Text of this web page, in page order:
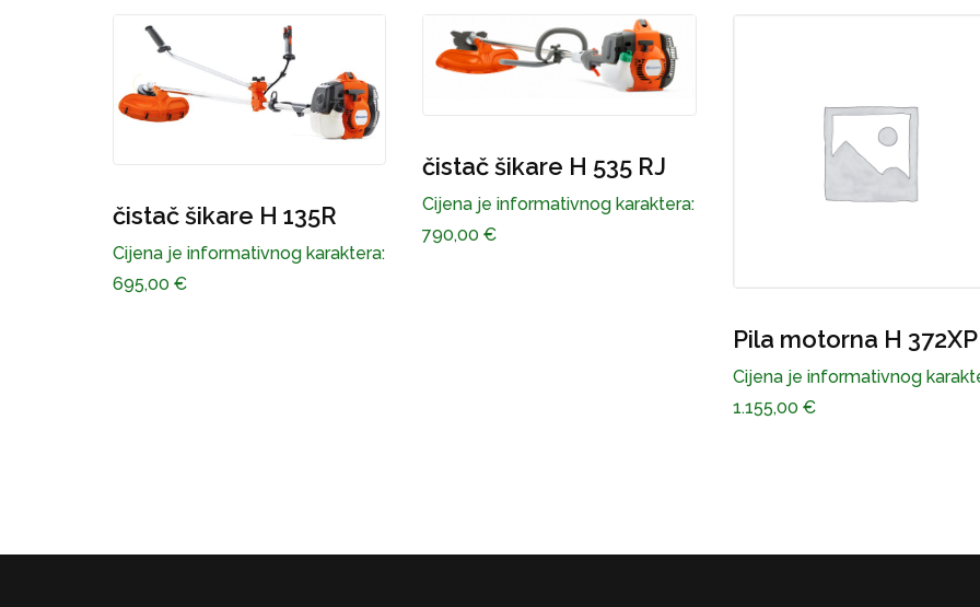
Cijena je informativnog karaktera: